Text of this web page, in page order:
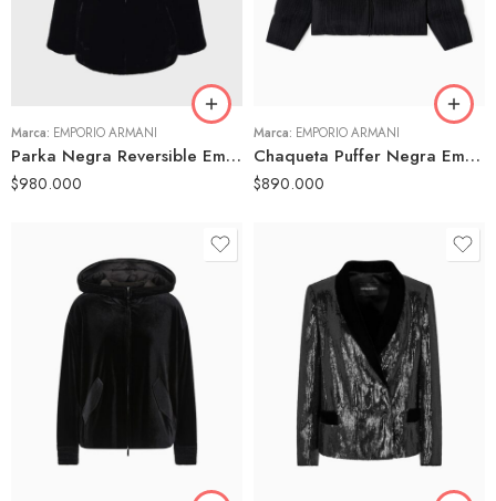
Marca: EMPORIO ARMANI
Parka Negra Reversible Emporio Armani Mujer Capucha Pelo Ajuste Cintura
$980.000
Marca: EMPORIO ARMANI
Chaqueta Puffer Negra Emporio Armani Mujer Textura Acolchada Oversize
$890.000
42
42
44